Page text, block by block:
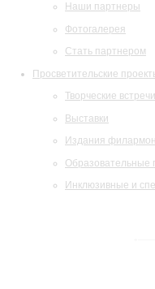
Наши партнеры
Фотогалерея
Стать партнером
Просветительские
Творческие встречи
Выставки
Издания
Образовательные
Инклюзивные и